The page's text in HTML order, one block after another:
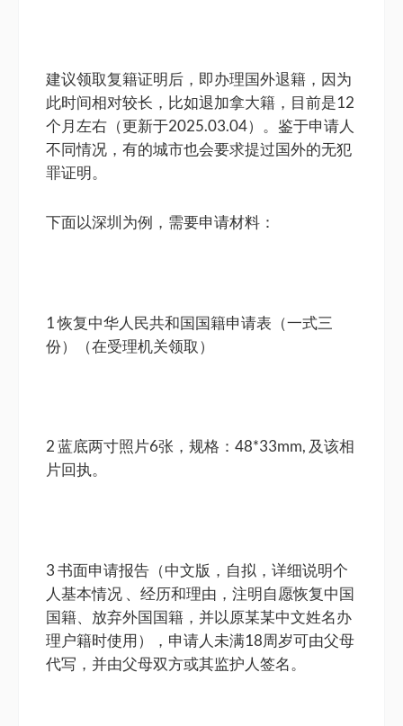
建议领取复籍证明后，即办理国外退籍，因为
此时间相对较长，比如退加拿大籍，目前是12
个月左右（更新于2025.03.04）。鉴于申请人
不同情况，有的城市也会要求提过国外的无犯
罪证明。
下面以深圳为例，需要申请材料：
1 恢复中华人民共和国国籍申请表（一式三
份）（在受理机关领取）
2 蓝底两寸照片6张，规格：48*33mm, 及该相
片回执。
3 书面申请报告（中文版，自拟，详细说明个
人基本情况 、经历和理由，注明自愿恢复中国
国籍、放弃外国国籍，并以原某某中文姓名办
理户籍时使用），申请人未满18周岁可由父母
代写，并由父母双方或其监护人签名。